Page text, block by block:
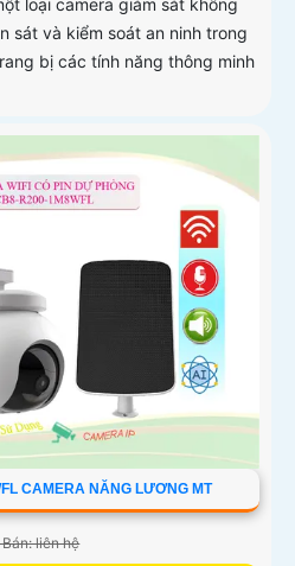
sát và kiểm soát an ninh trong
bị các tính năng thông minh
CAMERA NĂNG LƯƠNG MT
Bán: liên hệ